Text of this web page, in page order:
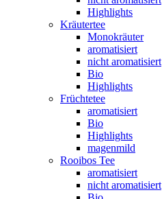
Highlights
Kräutertee
Monokräuter
aromatisiert
nicht aromatisiert
Bio
Highlights
Früchtetee
aromatisiert
Bio
Highlights
magenmild
Rooibos Tee
aromatisiert
nicht aromatisiert